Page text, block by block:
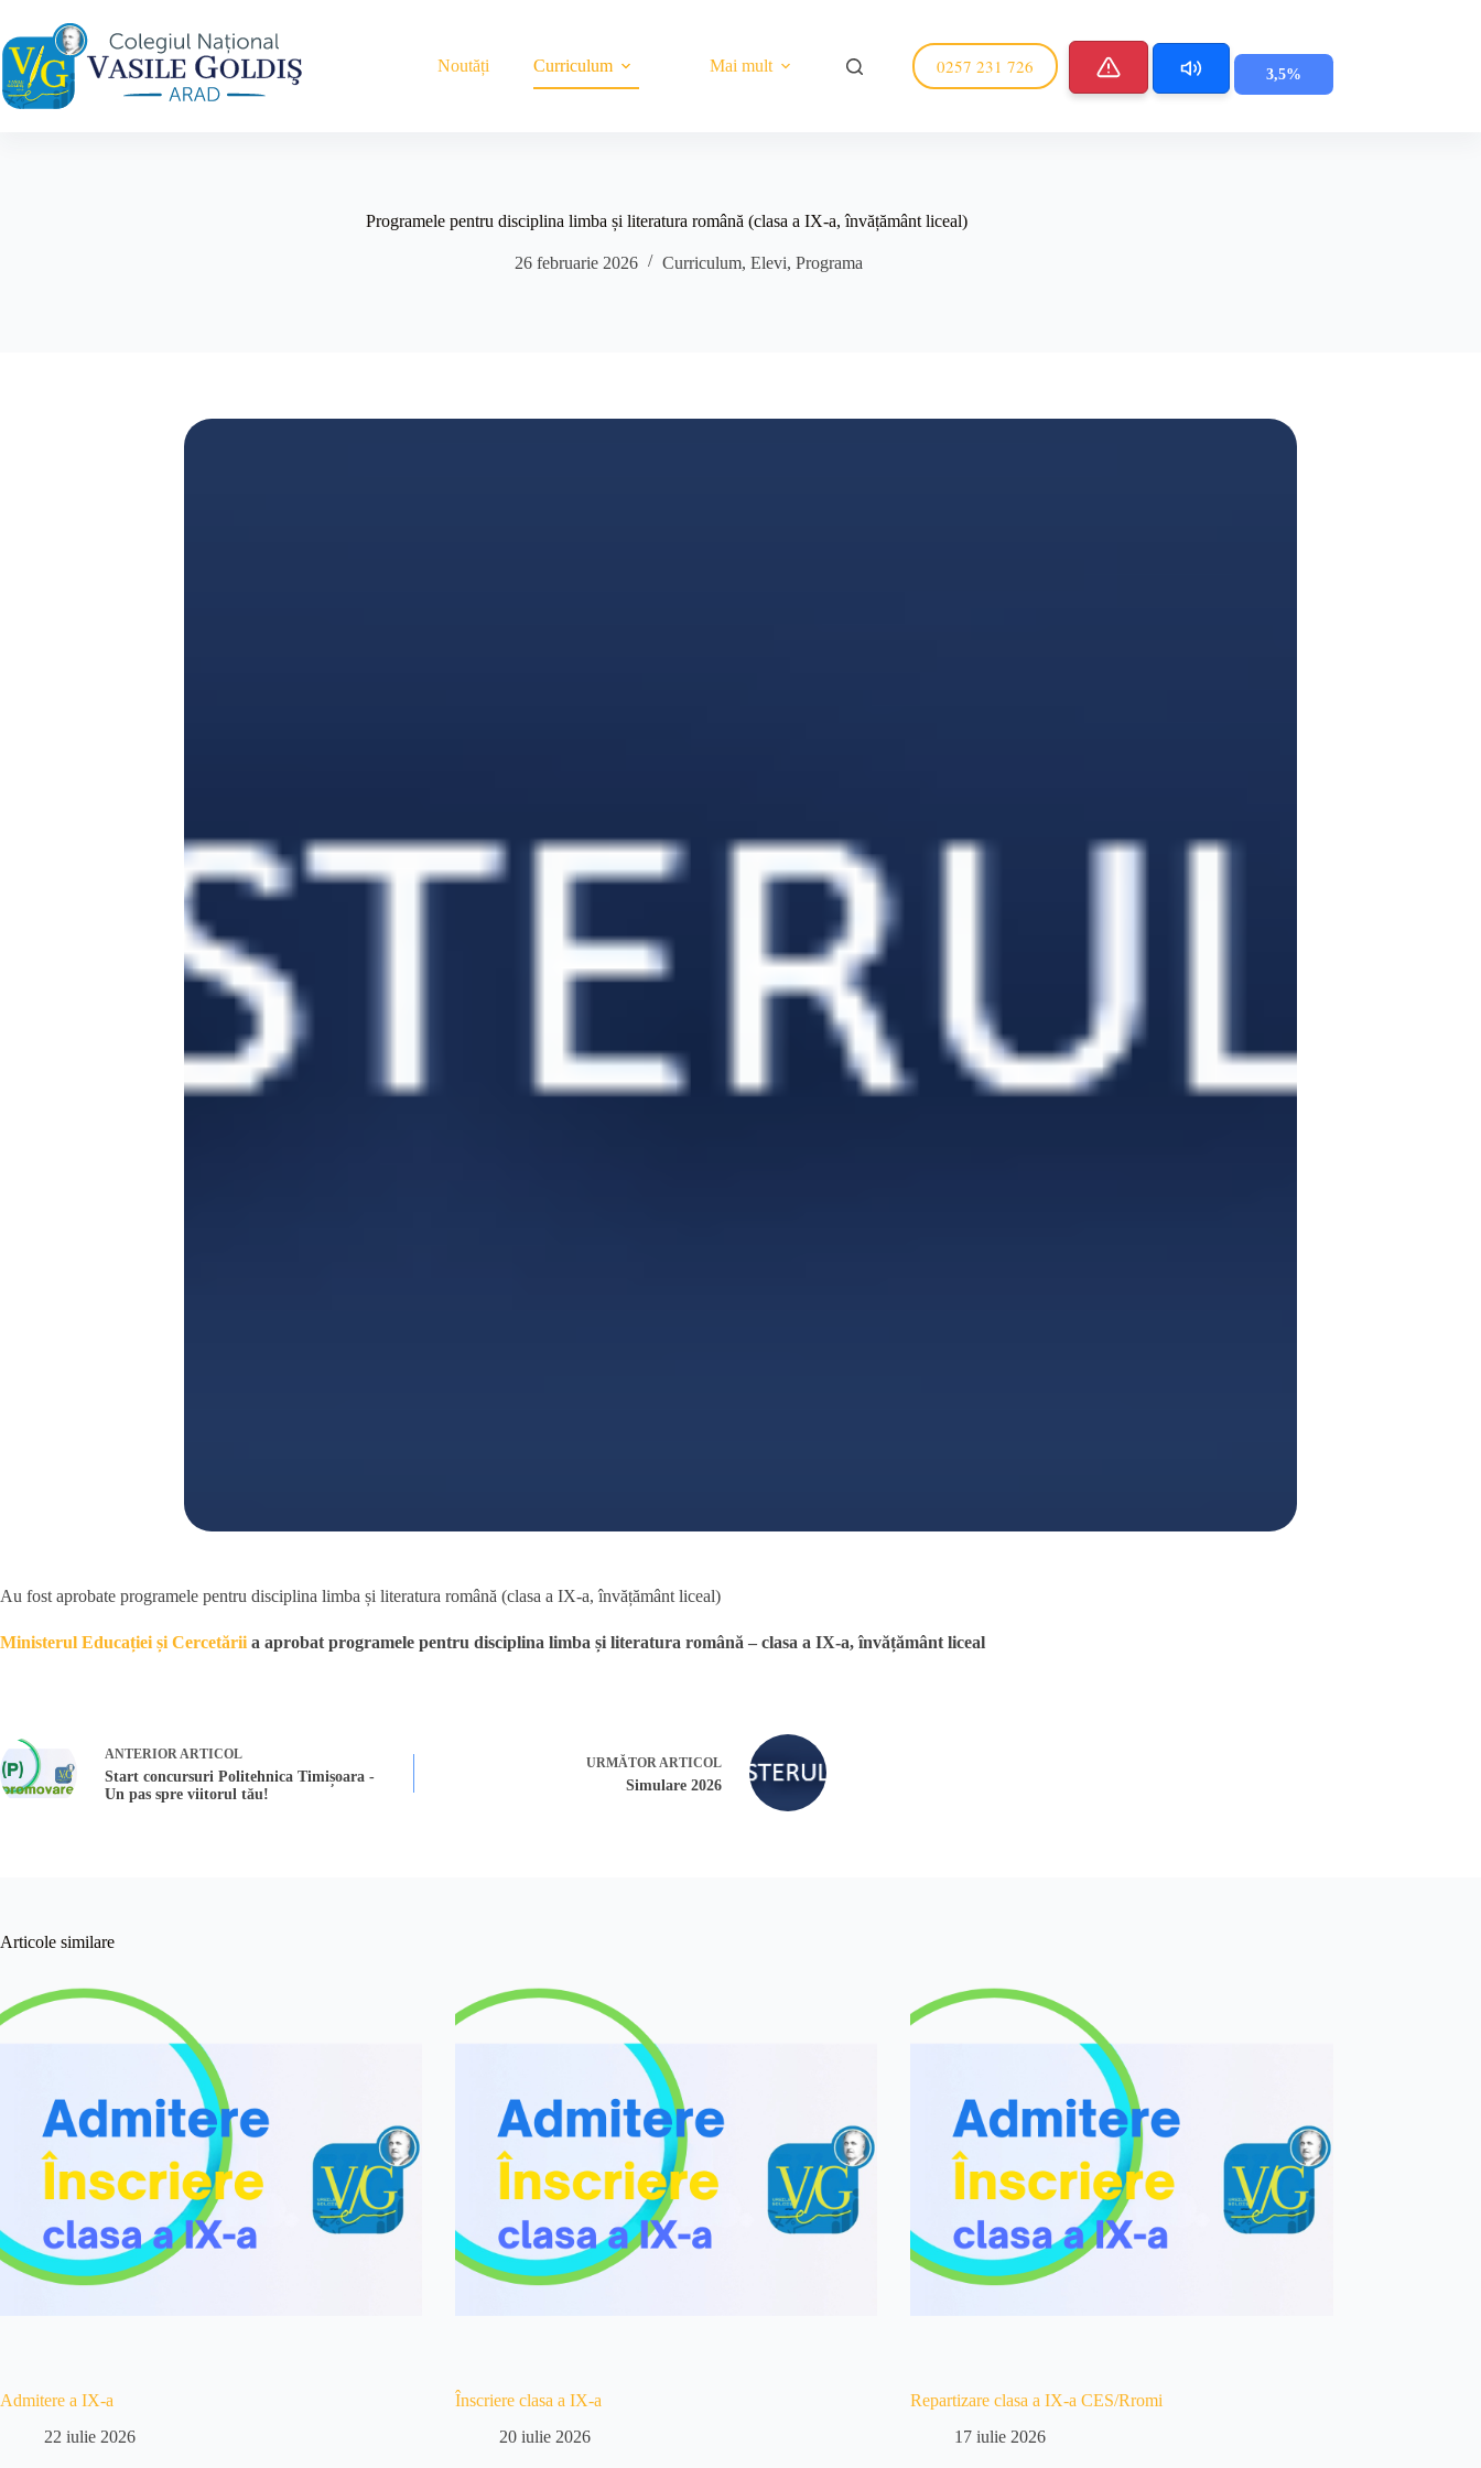
conținut
Noutăți
Curriculum Mai mult 0257 231 726 3,5%
Programele pentru disciplina limba și literatura română (clasa a IX-a, învățământ liceal)
26 februarie 2026 Curriculum, Elevi, Programa
Au fost aprobate programele pentru disciplina limba și literatura română (clasa a IX-a, învățământ liceal)
Ministerul Educației și Cercetării a aprobat programele pentru disciplina limba și literatura română – clasa a IX-a, învățământ liceal
ANTERIOR ARTICOL
Start concursuri Politehnica Timișoara -
Un pas spre viitorul tău!
URMĂTOR ARTICOL
Simulare 2026
Articole similare
Admitere a IX-a
22 iulie 2026
Înscriere clasa a IX-a
20 iulie 2026
Repartizare clasa a IX-a CES/Rromi
17 iulie 2026